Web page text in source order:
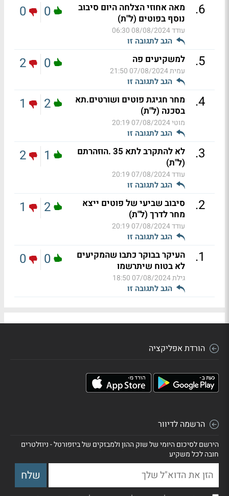
6
.
מאה אחוזי הצלחה היום סיבוב
נוסף בפוטים (ל"ת)
עודד08/08/2024 06:30
הגב לתגובה זו
0
0
5
. למשקיעים פה
עמית07/08/2024 21:50
הגב לתגובה זו
0
2
4
.
מחר חגיגת פוטים ושורטים.תא
בסכנה (ל"ת)
מוטי07/08/2024 20:19
הגב לתגובה זו
2
1
3
.
לא להתקרב לתא 35 .הוזהרתם
(ל"ת)
עודד07/08/2024 20:19
הגב לתגובה זו
1
2
2
.
סיבוב שביעי של פוטים ייצא
מחר לדרך (ל"ת)
עודד07/08/2024 20:19
הגב לתגובה זו
2
1
1
.
העיקר בבוקר כתבו שהמקיעים
לא בטוח שיתרשמו
גילת07/08/2024 18:50
הגב לתגובה זו
0
0
הורדת אפליקציה
הרשמה לדיוור
הירשם לסיכום היומי של שוק ההון ולמבזקים של ביזפורטל - ניוזלטרים
חובה לכל משקיע